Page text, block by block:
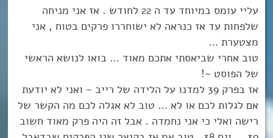
עליי עומס במיוחד עד ה 22 לחודש . אז אני מניחה
שלפחות עד אז כנראה לא ישוחררו פרקים בטוח , אני
מצטערת …
טוב אחרי שביאסתי אתכם מאוד … בואו לנושא הראשי
של הפוסט ~!
אז בפרק 39 למדנו על הלידה של רייב ~ ואני לא יודעת
אם לגלות לכם או לא … טוב לא אגלה לכם מה הקשר של
רישה ואלי כי אני נחמדה . אבל זה היה פרק מאוד חשוב